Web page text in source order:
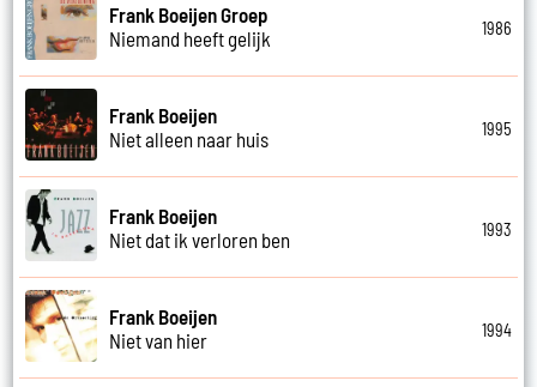
Frank Boeijen Groep
Niemand heeft gelijk
1986
Frank Boeijen
Niet alleen naar huis
1995
Frank Boeijen
Niet dat ik verloren ben
1993
Frank Boeijen
Niet van hier
1994